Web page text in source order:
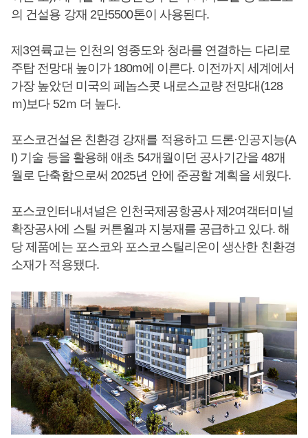
의 건설용 강재 2만5500톤이 사용된다.
제3연륙교는 인천의 영종도와 청라를 연결하는 다리로
주탑 전망대 높이가 180m에 이른다. 이전까지 세계에서
가장 높았던 미국의 페놉스콧 내로스교량 전망대(128
ｍ)보다 52ｍ 더 높다.
포스코건설은 친환경 강재를 적용하고 드론·인공지능(A
I) 기술 등을 활용해 애초 54개월이던 공사기간을 48개
월로 단축함으로써 2025년 안에 준공할 계획을 세웠다.
포스코인터내셔널은 인천국제공항공사 제2여객터미널
확장공사에 스틸 커튼월과 지붕재를 공급하고 있다. 해
당 제품에는 포스코와 포스코스틸리온이 생산한 친환경
소재가 적용됐다.